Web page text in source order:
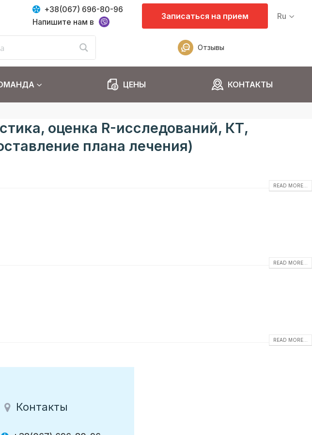
+38(067) 696-80-96
Напишите нам в
Записаться на прием Ru
Отзывы
ЦЕНЫ КОНТАКТЫ
оценка R-исследований, КТ,
плана лечения)
READ MORE...
READ MORE...
READ MORE...
Контакты